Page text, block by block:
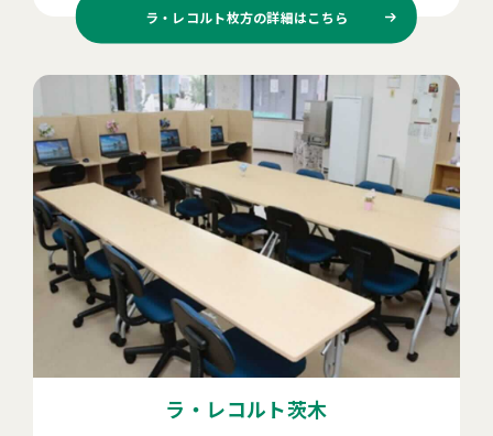
ラ・レコルト枚方の詳細はこちら
ラ・レコルト茨木